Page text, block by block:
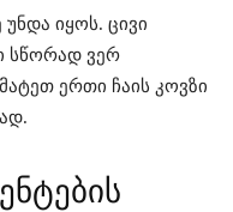
იყოს. ცივი
სწორად ვერ
ერთი ჩაის კოვზი